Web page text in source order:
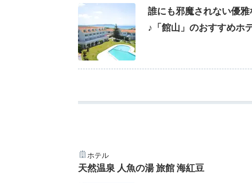
誰にも邪魔されない優雅
♪「館山」のおすすめホ
ホテル
天然温泉 人魚の湯 旅館 海紅豆